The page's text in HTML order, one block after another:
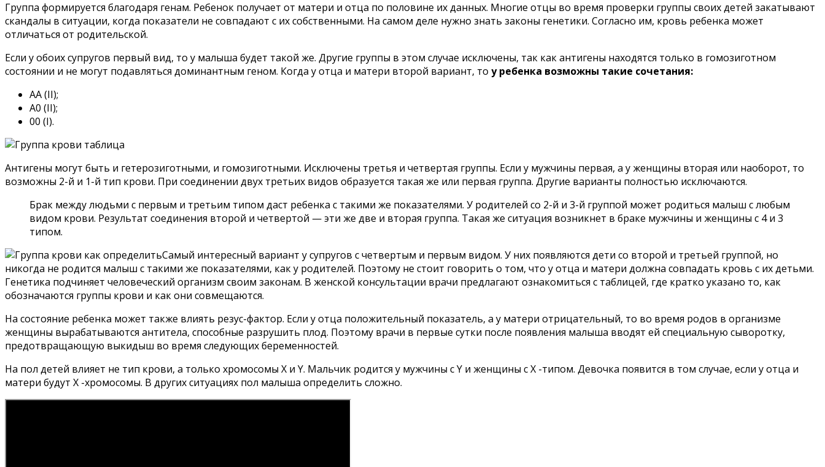
Группа формируется благодаря генам. Ребенок получает от матери и отца по половине их данных. Многие отцы во время проверки группы своих детей закатывают
скандалы в ситуации, когда показатели не совпадают с их собственными. На самом деле нужно знать законы генетики. Согласно им, кровь ребенка может
отличаться от родительской.
Если у обоих супругов первый вид, то у малыша будет такой же. Другие группы в этом случае исключены, так как антигены находятся только в гомозиготном
состоянии и не могут подавляться доминантным геном. Когда у отца и матери второй вариант, то у ребенка возможны такие сочетания:
АА (II);
А0 (II);
00 (I).
Антигены могут быть и гетерозиготными, и гомозиготными. Исключены третья и четвертая группы. Если у мужчины первая, а у женщины вторая или наоборот, то
возможны 2-й и 1-й тип крови. При соединении двух третьих видов образуется такая же или первая группа. Другие варианты полностью исключаются.
Брак между людьми с первым и третьим типом даст ребенка с такими же показателями. У родителей со 2-й и 3-й группой может родиться малыш с любым
видом крови. Результат соединения второй и четвертой — эти же две и вторая группа. Такая же ситуация возникнет в браке мужчины и женщины с 4 и 3
типом.
Самый интересный вариант у супругов с четвертым и первым видом. У них появляются дети со второй и третьей группой, но
никогда не родится малыш с такими же показателями, как у родителей. Поэтому не стоит говорить о том, что у отца и матери должна совпадать кровь с их детьми.
Генетика подчиняет человеческий организм своим законам. В женской консультации врачи предлагают ознакомиться с таблицей, где кратко указано то, как
обозначаются группы крови и как они совмещаются.
На состояние ребенка может также влиять резус-фактор. Если у отца положительный показатель, а у матери отрицательный, то во время родов в организме
женщины вырабатываются антитела, способные разрушить плод. Поэтому врачи в первые сутки после появления малыша вводят ей специальную сыворотку,
предотвращающую выкидыш во время следующих беременностей.
На пол детей влияет не тип крови, а только хромосомы X и Y. Мальчик родится у мужчины с Y и женщины с X -типом. Девочка появится в том случае, если у отца и
матери будут X -хромосомы. В других ситуациях пол малыша определить сложно.